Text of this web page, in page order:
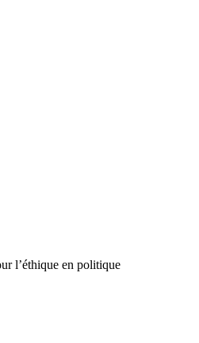
l’éthique en politique